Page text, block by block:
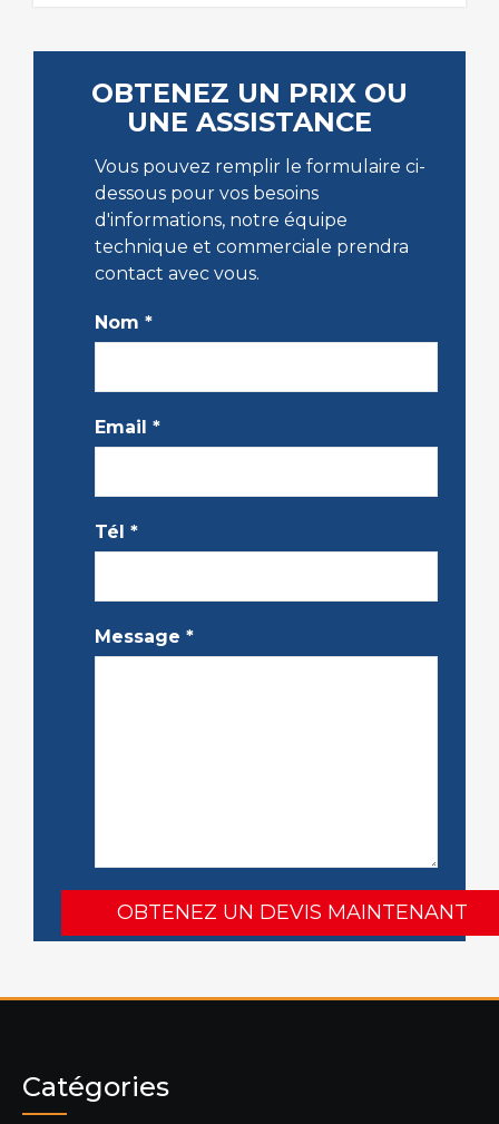
OBTENEZ UN PRIX OU
UNE ASSISTANCE
Vous pouvez remplir le formulaire ci-
dessous pour vos besoins
d'informations, notre équipe
technique et commerciale prendra
contact avec vous.
Nom *
Email *
Tél *
Message *
Catégories